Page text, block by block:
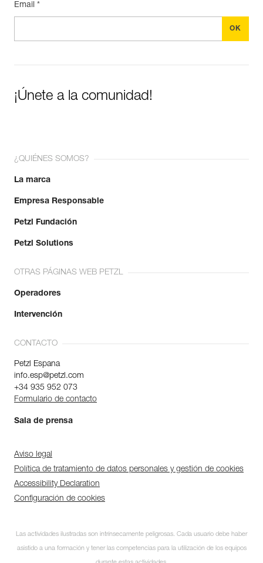
seguimiento de su parque de
Email *
¡Únete a la comunidad!
¿QUIÉNES SOMOS?
La marca
Empresa Responsable
Petzl Fundación
Petzl Solutions
OTRAS PÁGINAS WEB PETZL
Operadores
Intervención
CONTACTO
Petzl Espana
info.esp@petzl.com
+34 935 952 073
Formulario de contacto
Sala de prensa
Aviso legal
Política de tratamiento de datos personales y gestión de cookies
Accessibility Declaration
Configuración de cookies
Las actividades ilustradas son intrínsecamente peligrosas. Cada usuario debe haber
asistido a una formación y tener las competencias para la utilización de los equipos